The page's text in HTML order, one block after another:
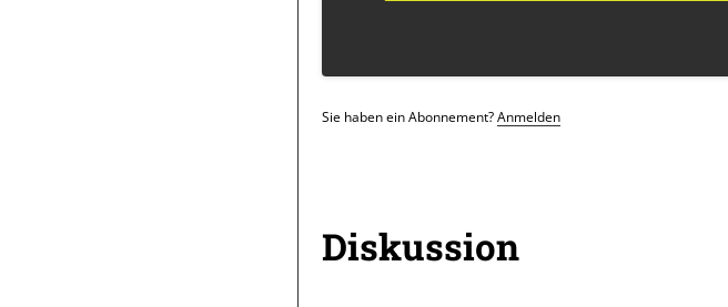
Sie haben ein Abonnement?Anmelden
Diskussion